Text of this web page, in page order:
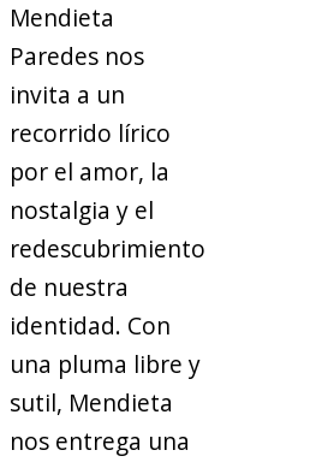
Mendieta
Paredes nos
invita a un
recorrido lírico
por el amor, la
nostalgia y el
redescubrimiento
de nuestra
identidad. Con
una pluma libre y
sutil, Mendieta
nos entrega una